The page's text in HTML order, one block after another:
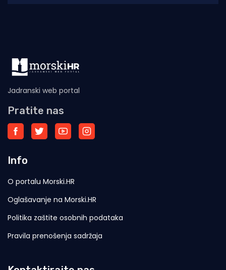
Jadranski web portal
Pratite nas
Info
O portalu Morski.HR
Oglašavanje na Morski.HR
Politika zaštite osobnih podataka
Pravila prenošenja sadržaja